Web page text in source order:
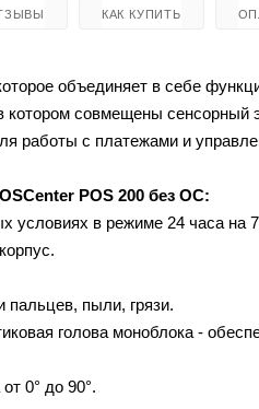
КАК КУПИТЬ
объединяет в себе
котором совмещены сенсорный
работы с платежами и
POS 200 без ОС:
условиях в режиме 24 часа на
пальцев, пыли, грязи.
голова моноблока -
0° до 90°.